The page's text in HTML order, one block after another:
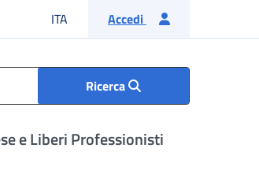
ITA Lingua italiana
Accedi
Ricerca
e Liberi Professionisti